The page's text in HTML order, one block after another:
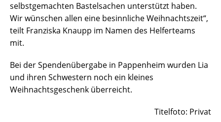
selbstgemachten Bastelsachen unterstützt haben.
Wir wünschen allen eine besinnliche Weihnachtszeit“,
teilt Franziska Knaupp im Namen des Helferteams
mit.
Bei der Spendenübergabe in Pappenheim wurden Lia
und ihren Schwestern noch ein kleines
Weihnachtsgeschenk überreicht.
Titelfoto: Privat